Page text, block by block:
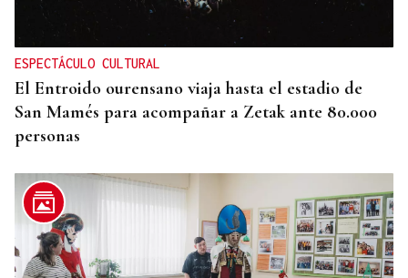
ESPECTÁCULO CULTURAL
El Entroido ourensano viaja hasta el estadio de
San Mamés para acompañar a Zetak ante 80.000
personas